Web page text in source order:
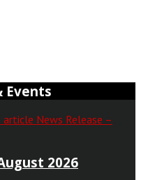
Events
2026